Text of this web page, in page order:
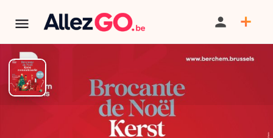
Brocante de Noël DE